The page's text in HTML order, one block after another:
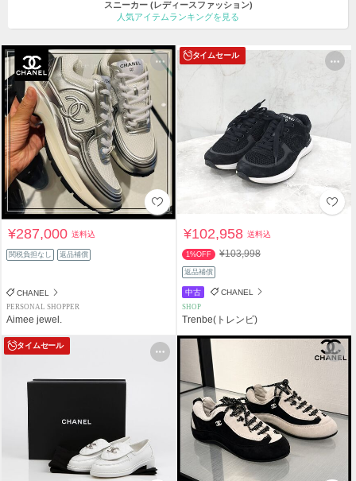
スニーカー (レディースファッション)
人気アイテムランキングを見る
¥287,000送料込
関税負担なし 返品補償
CHANEL
PERSONAL SHOPPER
Aimee jewel.
タイムセール
¥102,958送料込
1%OFF ¥103,998
返品補償
中古 CHANEL
SHOP
Trenbe(トレンビ)
タイムセール